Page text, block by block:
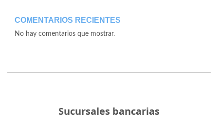
COMENTARIOS RECIENTES
No hay comentarios que mostrar.
Sucursales bancarias